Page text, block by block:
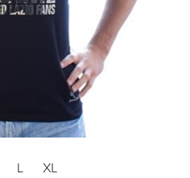
L XL